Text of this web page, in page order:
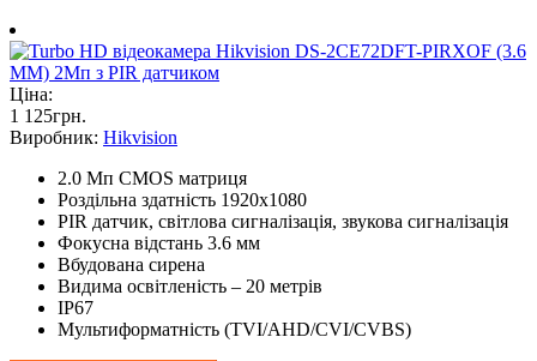
Ціна:
1 125грн.
Виробник: Hikvision
2.0 Мп CMOS матриця
Роздільна здатність 1920х1080
PIR датчик, світлова сигналізація, звукова сигналізація
Фокусна відстань 3.6 мм
Вбудована сирена
Видима освітленість – 20 метрів
IP67
Мультиформатність (TVI/AHD/CVI/CVBS)